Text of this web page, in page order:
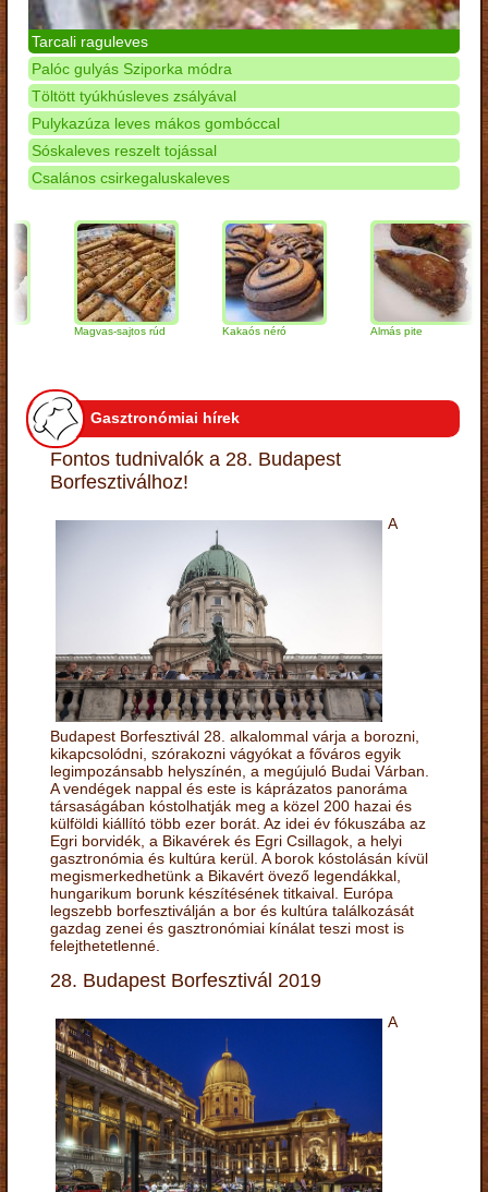
Tarcali raguleves
Palóc gulyás Sziporka módra
Töltött tyúkhúsleves zsályával
Pulykazúza leves mákos gombóccal
Sóskaleves reszelt tojással
Csalános csirkegaluskaleves
Magvas-sajtos rúd Kakaós néró Almás pite
Gasztronómiai hírek
Fontos tudnivalók a 28. Budapest
Borfesztiválhoz!
A
Budapest Borfesztivál 28. alkalommal várja a borozni,
kikapcsolódni, szórakozni vágyókat a főváros egyik
legimpozánsabb helyszínén, a megújuló Budai Várban.
A vendégek nappal és este is káprázatos panoráma
társaságában kóstolhatják meg a közel 200 hazai és
külföldi kiállító több ezer borát. Az idei év fókuszába az
Egri borvidék, a Bikavérek és Egri Csillagok, a helyi
gasztronómia és kultúra kerül. A borok kóstolásán kívül
megismerkedhetünk a Bikavért övező legendákkal,
hungarikum borunk készítésének titkaival. Európa
legszebb borfesztiválján a bor és kultúra találkozását
gazdag zenei és gasztronómiai kínálat teszi most is
felejthetetlenné.
28. Budapest Borfesztivál 2019
A